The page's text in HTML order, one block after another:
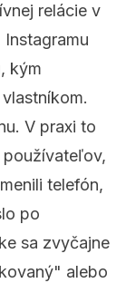
relácie v
kým
V praxi to
telefón,
po
sa zvyčajne
alebo